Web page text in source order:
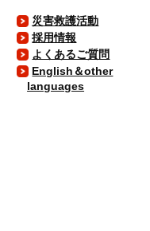
災害救護活動
採用情報
よくあるご質問
English＆other
languages